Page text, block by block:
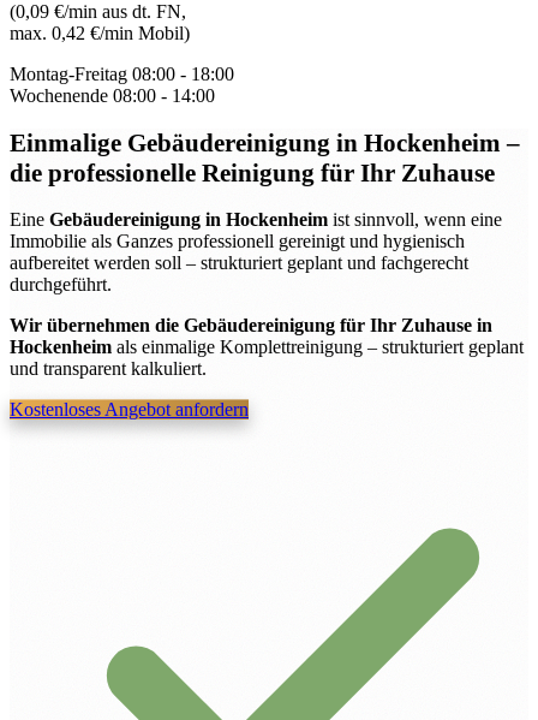
(0,09 €/min aus dt. FN,
max. 0,42 €/min Mobil)
Montag-Freitag 08:00 - 18:00
Wochenende 08:00 - 14:00
Einmalige Gebäudereinigung in Hockenheim–
die professionelle Reinigung für Ihr Zuhause
Eine Gebäudereinigung in Hockenheim ist sinnvoll, wenn eine
Immobilie als Ganzes professionell gereinigt und hygienisch
aufbereitet werden soll – strukturiert geplant und fachgerecht
durchgeführt.
Wir übernehmen die Gebäudereinigung für Ihr Zuhause in
Hockenheim als einmalige Komplettreinigung – strukturiert geplant
und transparent kalkuliert.
Kostenloses Angebot anfordern